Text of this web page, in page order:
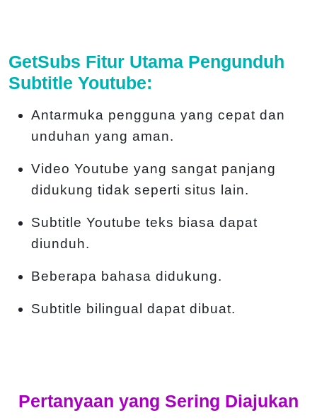
GetSubs Fitur Utama Pengunduh
Subtitle Youtube:
Antarmuka pengguna yang cepat dan
unduhan yang aman.
Video Youtube yang sangat panjang
didukung tidak seperti situs lain.
Subtitle Youtube teks biasa dapat
diunduh.
Beberapa bahasa didukung.
Subtitle bilingual dapat dibuat.
Pertanyaan yang Sering Diajukan